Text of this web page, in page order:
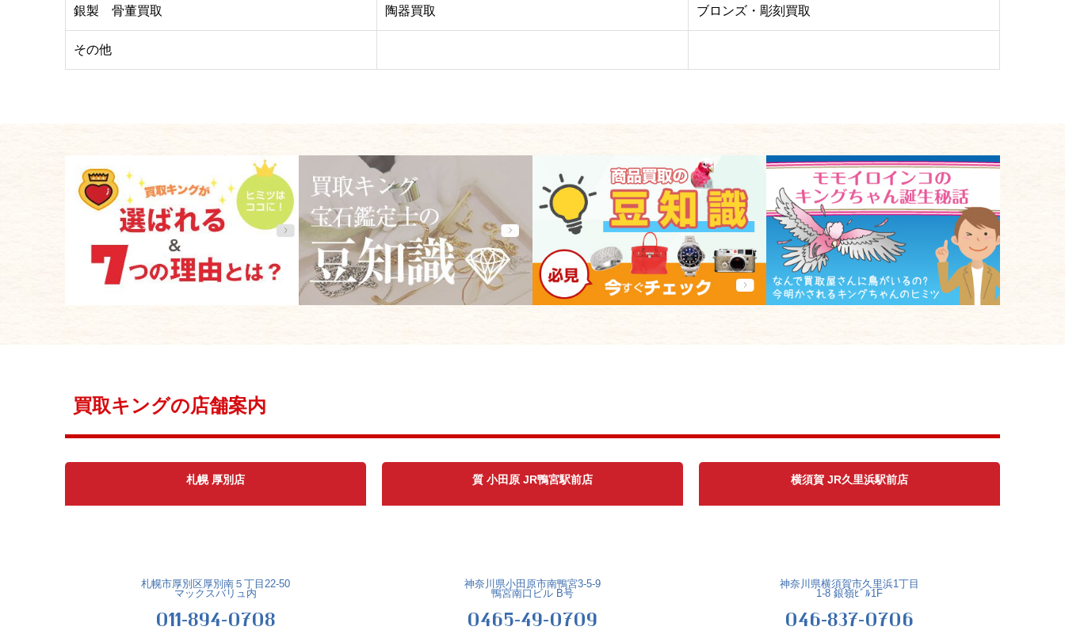
銀製 骨董買取 陶器買取 ブロンズ・彫刻買取
その他
買取キングの店舗案内
札幌 厚別店
札幌市厚別区厚別南５丁目22-50
マックスバリュ内
011-894-0708
質 小田原 JR鴨宮駅前店
神奈川県小田原市南鴨宮3-5-9
鴨宮南口ビル B号
0465-49-0709
横須賀 JR久里浜駅前店
神奈川県横須賀市久里浜1丁目
1-8 銀嶺ﾋﾞﾙ1F
046-837-0706